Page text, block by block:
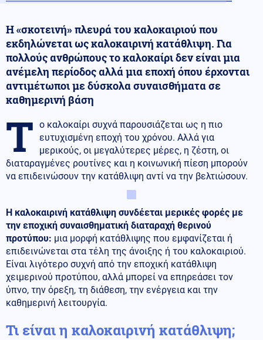
Η «σκοτεινή» πλευρά του καλοκαιριού που
εκδηλώνεται ως καλοκαιρινή κατάθλιψη. Για
πολλούς ανθρώπους το καλοκαίρι δεν είναι μια
ανέμελη περίοδος αλλά μια εποχή όπου έρχονται
αντιμέτωποι με δύσκολα συναισθήματα σε
καθημερινή βάση
Τ ο καλοκαίρι συχνά παρουσιάζεται ως η πιο
ευτυχισμένη εποχή του χρόνου. Αλλά για
μερικούς, οι μεγαλύτερες μέρες, η ζέστη, οι
διαταραγμένες ρουτίνες και η κοινωνική πίεση μπορούν
να επιδεινώσουν την κατάθλιψη αντί να την βελτιώσουν.
Η καλοκαιρινή κατάθλιψη συνδέεται μερικές φορές με
την εποχική συναισθηματική διαταραχή θερινού
προτύπου: μια μορφή κατάθλιψης που εμφανίζεται ή
επιδεινώνεται στα τέλη της άνοιξης ή του καλοκαιριού.
Είναι λιγότερο συχνή από την εποχική κατάθλιψη
χειμερινού προτύπου, αλλά μπορεί να επηρεάσει τον
ύπνο, την όρεξη, τη διάθεση, την ενέργεια και την
καθημερινή λειτουργία.
Τι είναι η καλοκαιρινή κατάθλιψη;